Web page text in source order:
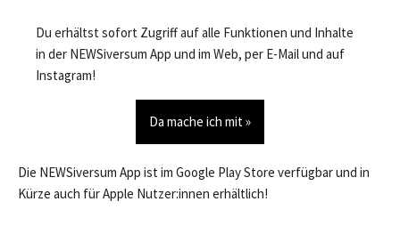
Du erhältst sofort Zugriff auf alle Funktionen und Inhalte
in der NEWSiversum App und im Web, per E-Mail und auf
Instagram!
Da mache ich mit »
Die NEWSiversum App ist im Google Play Store verfügbar und in
Kürze auch für Apple Nutzer:innen erhältlich!